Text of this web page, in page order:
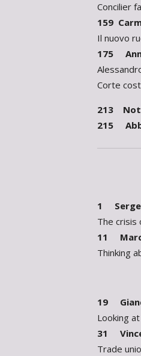
Concilier
159
Il nuovo
175
Corte
213
215
1 Serge
The crisis
11
Thinking
19
Looking
31
Trade